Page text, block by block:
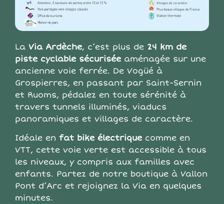
La Via Ardèche, c’est plus de 24 km de
piste cyclable sécurisée aménagée sur une
ancienne voie ferrée. De Vogüé à
Grospierres, en passant par Saint-Sernin
et Ruoms, pédalez en toute sérénité à
travers tunnels illuminés, viaducs
panoramiques et villages de caractère.
Idéale en fat bike électrique comme en
VTT, cette voie verte est accessible à tous
les niveaux, y compris aux familles avec
enfants. Partez de notre boutique à Vallon
Pont d’Arc et rejoignez la Via en quelques
minutes.